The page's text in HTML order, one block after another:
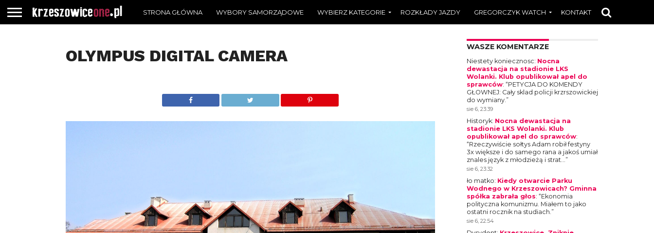
STRONA GŁÓWNA WYBORY SAMORZĄDOWE WYBIERZ KATEGORIE ROZKŁADY JAZDY GREGORCZYK WATCH KONTAKT
OLYMPUS DIGITAL CAMERA WASZE KOMENTARZE
Niestety koniecznosc: Nocna
dewastacja na stadionie LKS
Wolanki. Klub opublikował apel do
sprawców: “PETYCJA DO KOMENDY
GŁOWNEJ: Cały sklad policji krzrszowickiej
do wymiany.”
sie 6, 23:39
Historyk: Nocna dewastacja na
stadionie LKS Wolanki. Klub
opublikował apel do sprawców:
“Rzeczywiście sołtys Adam robił festyny
3x większe i do samego rana a jakoś umiał
znales język z młodzieżą i strat…”
sie 6, 23:32
ło matko: Kiedy otwarcie Parku
Wodnego w Krzeszowicach? Gminna
spółka zabrała głos: “Ekonomia
polityczna komunizmu. Miałem to jako
ostatni rocznik na studiach.”
sie 6, 22:54